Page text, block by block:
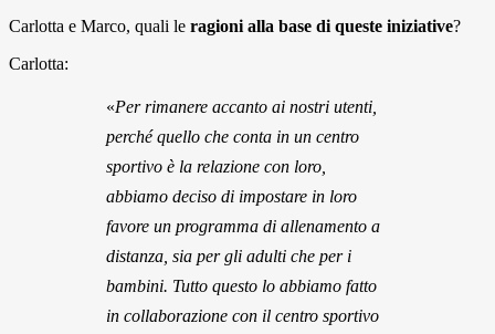
Carlotta e Marco, quali le ragioni alla base di queste iniziative?
Carlotta:
«Per rimanere accanto ai nostri utenti,
perché quello che conta in un centro
sportivo è la relazione con loro,
abbiamo deciso di impostare in loro
favore un programma di allenamento a
distanza, sia per gli adulti che per i
bambini. Tutto questo lo abbiamo fatto
in collaborazione con il centro sportivo